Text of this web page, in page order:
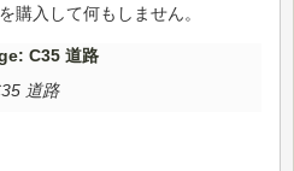
購入して何もしません。
道路